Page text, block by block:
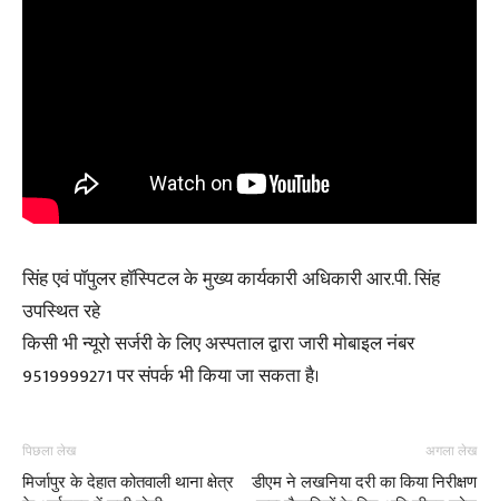
सिंह एवं पॉपुलर हॉस्पिटल के मुख्य कार्यकारी अधिकारी आर.पी. सिंह
उपस्थित रहे
किसी भी न्यूरो सर्जरी के लिए अस्पताल द्वारा जारी मोबाइल नंबर
9519999271 पर संपर्क भी किया जा सकता है।
पिछला लेख
मिर्जापुर के देहात कोतवाली थाना क्षेत्र
अगला लेख
डीएम ने लखनिया दरी का किया निरीक्षण